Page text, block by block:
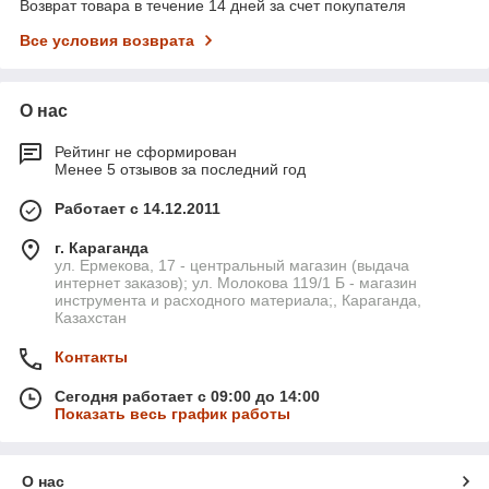
Возврат товара в течение 14 дней за счет покупателя
Все условия возврата
О нас
Рейтинг не сформирован
Менее 5 отзывов за последний год
Работает с 14.12.2011
г. Караганда
ул. Ермекова, 17 - центральный магазин (выдача
интернет заказов); ул. Молокова 119/1 Б - магазин
инструмента и расходного материала;, Караганда,
Казахстан
Контакты
Сегодня работает с 09:00 до 14:00
Показать весь график работы
О нас